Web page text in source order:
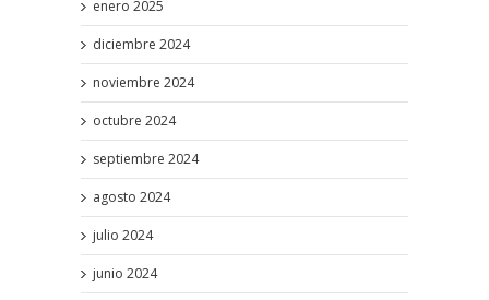
enero 2025
diciembre 2024
noviembre 2024
octubre 2024
septiembre 2024
agosto 2024
julio 2024
junio 2024